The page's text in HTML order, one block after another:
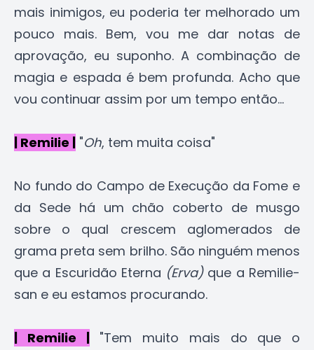
mais inimigos, eu poderia ter melhorado um
pouco mais. Bem, vou me dar notas de
aprovação, eu suponho. A combinação de
magia e espada é bem profunda. Acho que
vou continuar assim por um tempo então...
| Remilie | "Oh, tem muita coisa"
No fundo do Campo de Execução da Fome e
da Sede há um chão coberto de musgo
sobre o qual crescem aglomerados de
grama preta sem brilho. São ninguém menos
que a Escuridão Eterna (Erva)que a Remilie-
san e eu estamos procurando.
| Remilie |"Tem muito mais do que o